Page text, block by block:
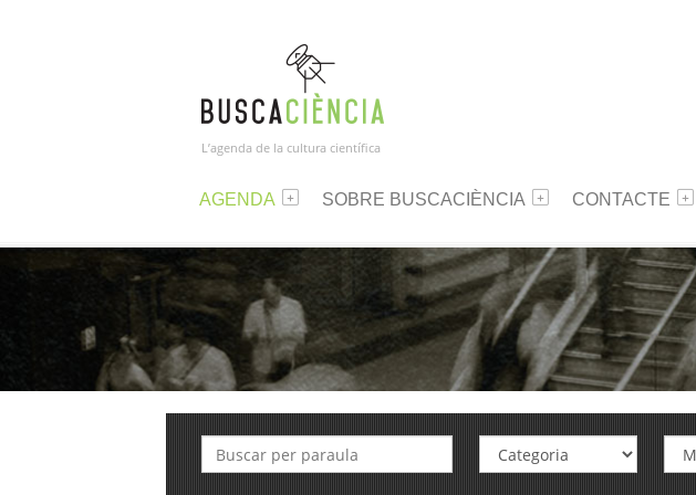
L’agenda de la cultura científica
AGENDA SOBRE BUSCACIÈNCIA CONTACTE